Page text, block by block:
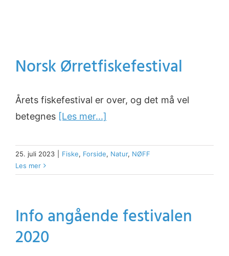
Norsk Ørretfiskefestival
Årets fiskefestival er over, og det må vel
betegnes [Les mer...]
25. juli 2023 Fiske, Forside, Natur, NØFF
Les mer
Info angående festivalen
2020